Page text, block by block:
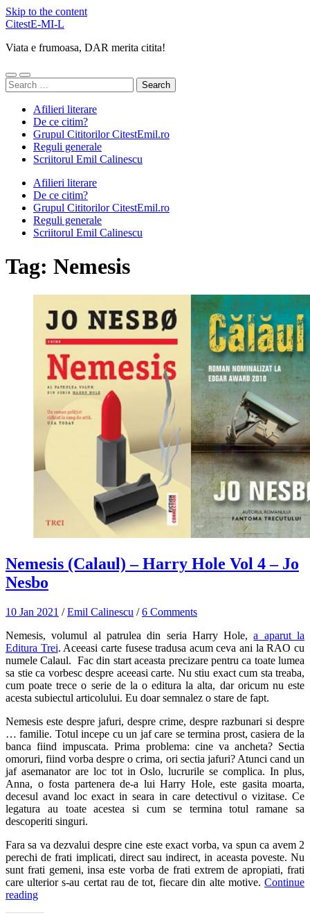
Skip to the content
CitestE-MI-L
Viata e frumoasa, DAR merita citita!
Toggle
mobile
Toggle
search
Search
for:
Afilieri literare
De ce citim?
Grupul Cititorilor CitestEmil.ro
Reguli generale
Scriitorul Emil Calinescu
Afilieri literare
De ce citim?
Grupul Cititorilor CitestEmil.ro
Reguli generale
Scriitorul Emil Calinescu
Tag: Nemesis
Nemesis (Calaul) – Harry Hole Vol 4 – Jo
Nesbo
10 Jan 2021 /Emil Calinescu /6 Comments
Nemesis, volumul al patrulea din seria Harry Hole,a aparut la
Editura Trei. Aceeasi carte fusese tradusa acum ceva ani la RAO cu
numele Calaul. Fac din start aceasta precizare pentru ca toate lumea
sa stie ca vorbesc despre aceeasi carte. Nu stiu exact cum sta treaba,
cum poate trece o serie de la o editura la alta, dar oricum nu este
acesta subiectul articolului. Eu doar semnalez o stare de fapt.
Nemesis este despre jafuri, despre crime, despre razbunari si despre
… familie. Totul incepe cu un jaf care se termina prost, casiera de la
banca fiind impuscata. Prima problema: cine va ancheta? Sectia
omoruri, fiind vorba despre o crima, ori sectia jafuri? Atunci cand un
jaf asemanator are loc tot in Oslo, lucrurile se complica. In plus,
Anna, o fosta partenera de-a lui Harry Hole, este gasita moarta,
decesul avand loc exact in seara in care detectivul o vizitase. Ce
legatura au toate acestea si cum se termina totul ramane sa
descoperiti singuri.
Fara sa va dezvalui despre cine este exact vorba, va spun ca avem 2
perechi de frati implicati, direct sau indirect, in aceasta poveste. Nu
sunt frati gemeni, insa este vorba de frati extrem de apropiati, frati
care ulterior s-au certat rau de tot, fiecare din alte motive. Continue
reading